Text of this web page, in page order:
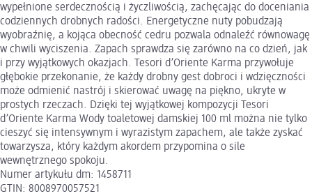
wypełnione serdecznością i życzliwością, zachęcając do doceniania
codziennych drobnych radości. Energetyczne nuty pobudzają
wyobraźnię, a kojąca obecność cedru pozwala odnaleźć równowagę
w chwili wyciszenia. Zapach sprawdza się zarówno na co dzień, jak
i przy wyjątkowych okazjach. Tesori d’Oriente Karma przywołuje
głębokie przekonanie, że każdy drobny gest dobroci i wdzięczności
może odmienić nastrój i skierować uwagę na piękno, ukryte w
prostych rzeczach. Dzięki tej wyjątkowej kompozycji Tesori
d’Oriente Karma Wody toaletowej damskiej 100 ml można nie tylko
cieszyć się intensywnym i wyrazistym zapachem, ale także zyskać
towarzysza, który każdym akordem przypomina o sile
wewnętrznego spokoju.
Numer artykułu dm: 1458711
GTIN: 8008970057521